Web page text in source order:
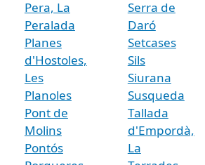
Pera, La
Peralada
Planes
d'Hostoles,
Les
Planoles
Pont de
Molins
Pontós
Serra de
Daró
Setcases
Sils
Siurana
Susqueda
Tallada
d'Empordà,
La